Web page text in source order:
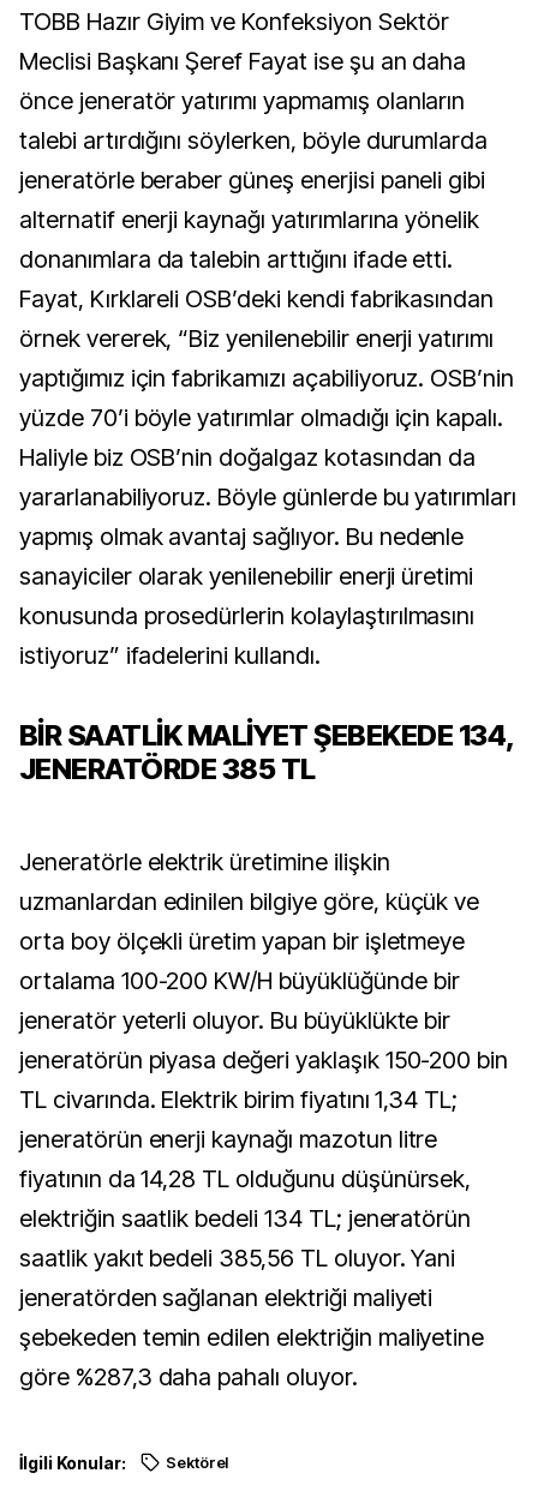
TOBB Hazır Giyim ve Konfeksiyon Sektör
Meclisi Başkanı Şeref Fayat ise şu an daha
önce jeneratör yatırımı yapmamış olanların
talebi artırdığını söylerken, böyle durumlarda
jeneratörle beraber güneş enerjisi paneli gibi
alternatif enerji kaynağı yatırımlarına yönelik
donanımlara da talebin arttığını ifade etti.
Fayat, Kırklareli OSB’deki kendi fabrikasından
örnek vererek, “Biz yenilenebilir enerji yatırımı
yaptığımız için fabrikamızı açabiliyoruz. OSB’nin
yüzde 70’i böyle yatırımlar olmadığı için kapalı.
Haliyle biz OSB’nin doğalgaz kotasından da
yararlanabiliyoruz. Böyle günlerde bu yatırımları
yapmış olmak avantaj sağlıyor. Bu nedenle
sanayiciler olarak yenilenebilir enerji üretimi
konusunda prosedürlerin kolaylaştırılmasını
istiyoruz” ifadelerini kullandı.
BİR SAATLİK MALİYET ŞEBEKEDE 134,
JENERATÖRDE 385 TL
Jeneratörle elektrik üretimine ilişkin
uzmanlardan edinilen bilgiye göre, küçük ve
orta boy ölçekli üretim yapan bir işletmeye
ortalama 100-200 KW/H büyüklüğünde bir
jeneratör yeterli oluyor. Bu büyüklükte bir
jeneratörün piyasa değeri yaklaşık 150-200 bin
TL civarında. Elektrik birim fiyatını 1,34 TL;
jeneratörün enerji kaynağı mazotun litre
fiyatının da 14,28 TL olduğunu düşünürsek,
elektriğin saatlik bedeli 134 TL; jeneratörün
saatlik yakıt bedeli 385,56 TL oluyor. Yani
jeneratörden sağlanan elektriği maliyeti
şebekeden temin edilen elektriğin maliyetine
göre %287,3 daha pahalı oluyor.
İlgili Konular: Sektörel